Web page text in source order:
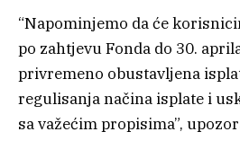
“Napominjemo da će
po zahtjevu Fonda do 30.
privremeno obustavljena
regulisanja načina isplate i
sa važećim propisima”,